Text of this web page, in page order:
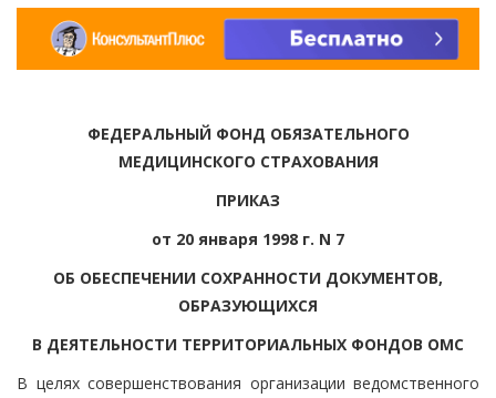
ФЕДЕРАЛЬНЫЙ ФОНД ОБЯЗАТЕЛЬНОГО
МЕДИЦИНСКОГО СТРАХОВАНИЯ
ПРИКАЗ
от 20 января 1998 г. N 7
ОБ ОБЕСПЕЧЕНИИ СОХРАННОСТИ ДОКУМЕНТОВ,
ОБРАЗУЮЩИХСЯ
В ДЕЯТЕЛЬНОСТИ ТЕРРИТОРИАЛЬНЫХ ФОНДОВ ОМС
В целях совершенствования организации ведомственного